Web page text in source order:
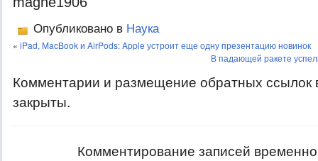
Опубликовано в Наука
« iPad, MacBook и AirPods: Apple устроит еще одну презентацию новинок
В падающей ракете
Комментарии и размещение обратных ссылок
закрыты.
Комментирование записей